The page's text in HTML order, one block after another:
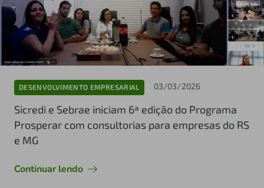
DESENVOLVIMENTO EMPRESARIAL 03/03/2026
Sicredi e Sebrae iniciam 6ª edição do Programa
Prosperar com consultorias para empresas do RS
e MG
Continuar lendo